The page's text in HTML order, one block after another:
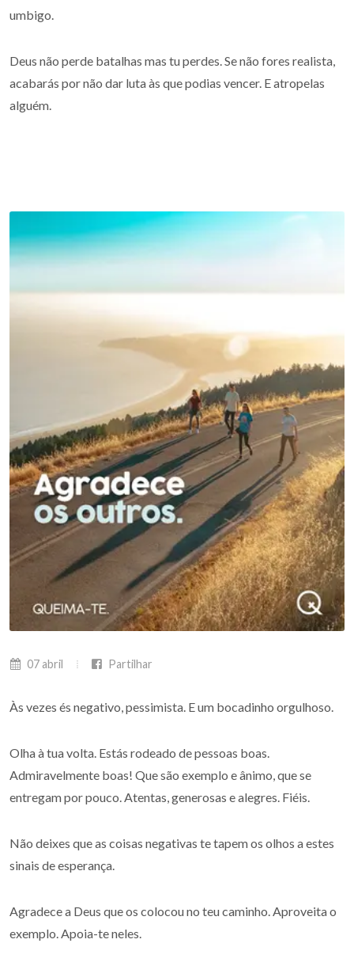
umbigo.
Deus não perde batalhas mas tu perdes. Se não fores realista,
acabarás por não dar luta às que podias vencer. E atropelas
alguém.
07 abril Partilhar
Às vezes és negativo, pessimista. E um bocadinho orgulhoso.
Olha à tua volta. Estás rodeado de pessoas boas.
Admiravelmente boas! Que são exemplo e ânimo, que se
entregam por pouco. Atentas, generosas e alegres. Fiéis.
Não deixes que as coisas negativas te tapem os olhos a estes
sinais de esperança.
Agradece a Deus que os colocou no teu caminho. Aproveita o
exemplo. Apoia-te neles.